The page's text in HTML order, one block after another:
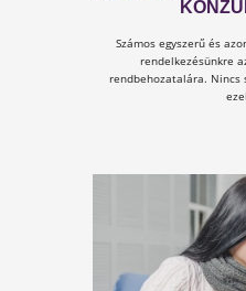
EGY
AMIRŐL